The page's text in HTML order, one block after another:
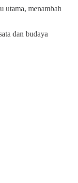
utama, menambah
dan budaya